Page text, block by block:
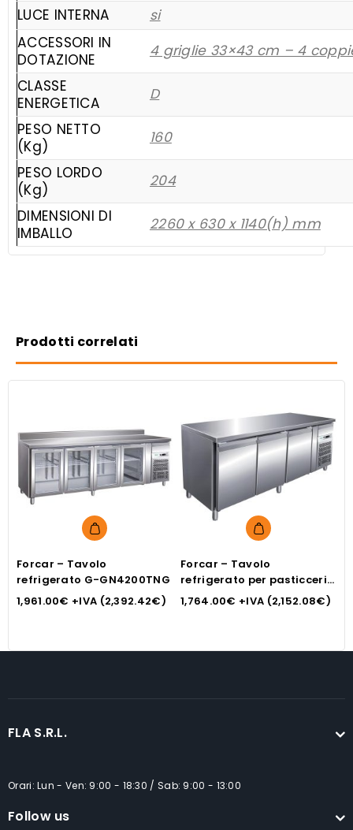
LUCE INTERNA
si
ACCESSORI IN
DOTAZIONE
4 griglie 33×43 cm – 4
CLASSE
ENERGETICA
D
PESO NETTO
(Kg)
160
PESO LORDO
(Kg)
204
DIMENSIONI DI
IMBALLO
2260 x 630 x 1140(h) mm
Prodotti correlati
Forcar – Tavolo
refrigerato G-GN4200TNG
1,961.00€ +IVA (2,392.42€)
Forcar – Tavolo
refrigerato per pasticceria
G-PA3100TN
1,764.00€ +IVA (2,152.08€)
FLA S.R.L.
Orari: Lun - Ven: 9:00 - 18:30 / Sab: 9:00 - 13:00
Follow us